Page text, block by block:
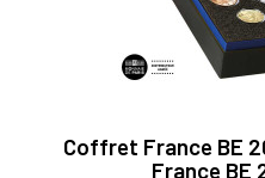
Coffret France BE
France BE